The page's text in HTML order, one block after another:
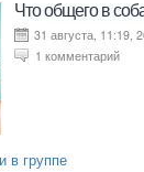
Что общего в
31 августа, 11:19,
1 комментарий
в группе